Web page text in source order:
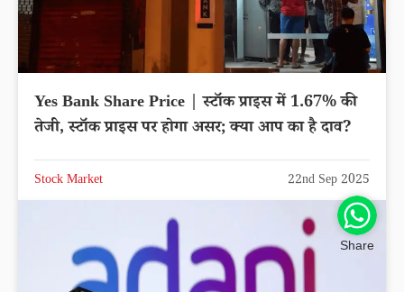
Yes Bank Share Price | स्टॉक प्राइस में 1.67% की
तेजी, स्टॉक प्राइस पर होगा असर; क्या आप का है दाव?
Stock Market 22nd Sep 2025
Share